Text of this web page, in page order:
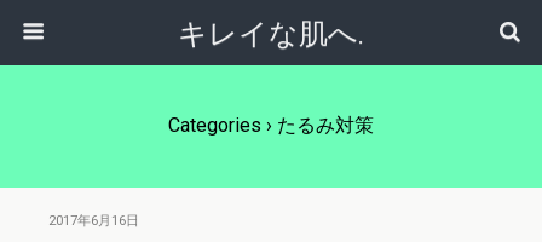
キレイな肌へ.
Categories › たるみ対策
2017年6月16日